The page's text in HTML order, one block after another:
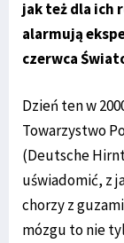
jak też dla ich
alarmują
czerwca
Dzień ten w
Towarzystwo
(Deutsche
uświadomić, z
chorzy z
mózgu to nie